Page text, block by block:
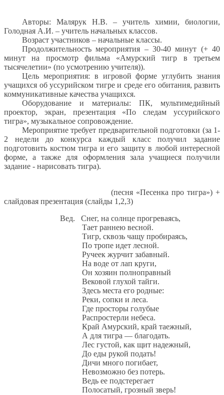
Авторы: Малярук Н.В. – учитель химии, биологии,
Голодная А.И. – учитель начальных классов.
Возраст участников – начальные классы.
Продолжительность мероприятия – 30-40 минут (+ 40
минут на просмотр фильма «Амурский тигр в третьем
тысячелетии» (по усмотрению учителя)).
Цель мероприятия: в игровой форме углубить знания
учащихся об уссурийском тигре и среде его обитания, развить
коммуникативные качества учащихся.
Оборудование и материалы: ПК, мультимедийный
проектор, экран, презентация «По следам уссурийского
тигра», музыкальное сопровождение.
Мероприятие требует предварительной подготовки (за 1-
2 недели до конкурса каждый класс получил задание
подготовить костюм тигра и его защиту в любой интересной
форме, а также для оформления зала учащиеся получили
задание - нарисовать тигра).
(песня «Песенка про тигра») +
слайдовая презентация (слайды 1,2,3)
Вед. Снег, на солнце прогреваясь,
Тает раннею весной.
Тигр, сквозь чащу пробираясь,
По тропе идет лесной.
Ручеек журчит забавный.
На воде от лап круги,
Он хозяин полноправный
Вековой глухой тайги.
Здесь места его родные:
Реки, сопки и леса.
Где просторы голубые
Распростерли небеса.
Край Амурский, край таежный,
А для тигра — благодать.
Лес густой, как щит надежный,
До еды рукой подать!
Дичи много погибает,
Невозможно без потерь.
Ведь ее подстерегает
Полосатый, грозный зверь!